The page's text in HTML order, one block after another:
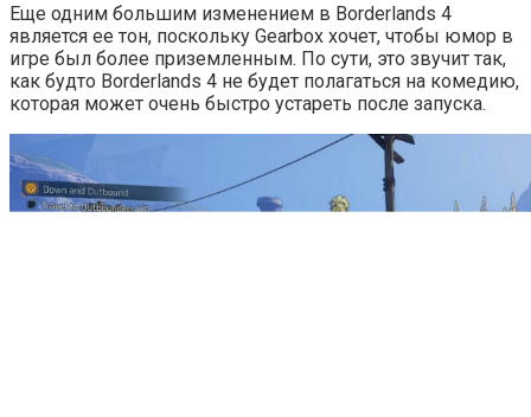
Еще одним большим изменением в Borderlands 4
является ее тон, поскольку Gearbox хочет, чтобы юмор в
игре был более приземленным. По сути, это звучит так,
как будто Borderlands 4 не будет полагаться на комедию,
которая может очень быстро устареть после запуска.